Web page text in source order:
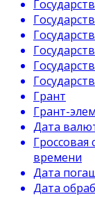
Грант
Грант-
Дата
времени
Дата
Дата